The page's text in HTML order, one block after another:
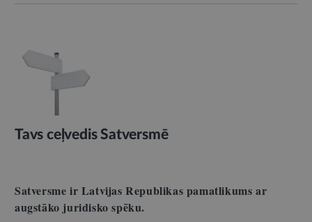
Tavs ceļvedis Satversmē
Satversme ir Latvijas Republikas pamatlikums ar
augstāko juridisko spēku.